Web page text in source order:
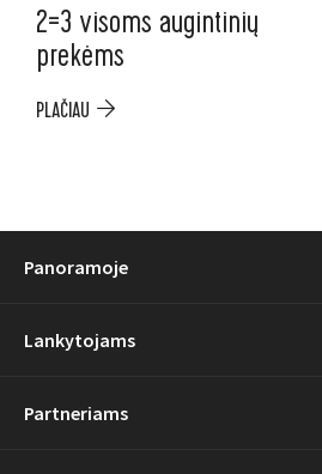
2=3 visoms augintinių
prekėms
PLAČIAU
Panoramoje
Lankytojams
Partneriams